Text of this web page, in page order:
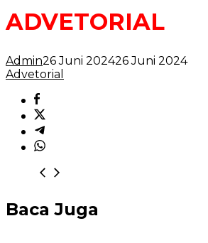
ADVETORIAL
Admin26 Juni 202426 Juni 2024
Advetorial
Baca Juga